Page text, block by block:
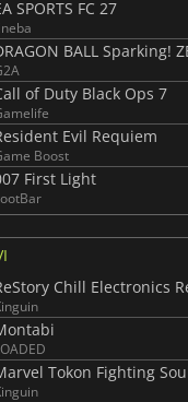
SPORTS FC 27
of Duty Black Ops 7
Evil Requiem
Boost
First Light
Chill Electronics
Tokon Fighting